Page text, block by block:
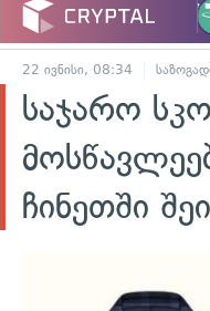
22 ივნისი, 08:34
საჯარო
ჩინეთში